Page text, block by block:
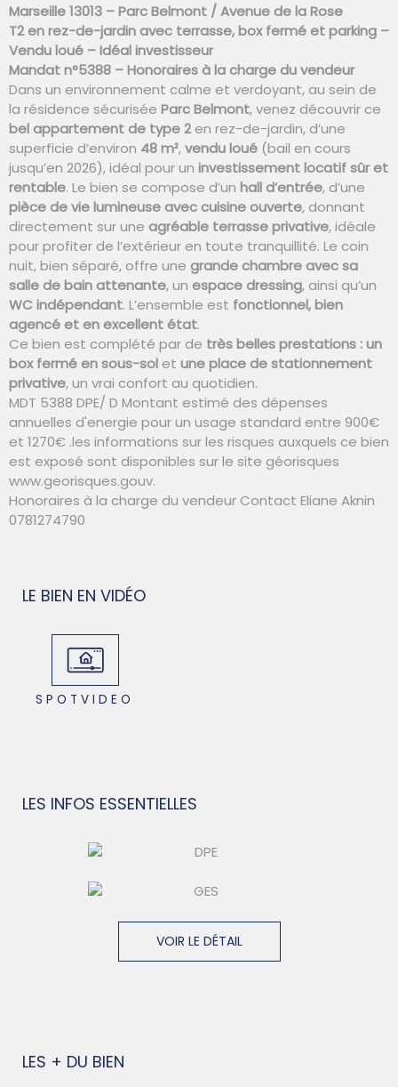
Marseille 13013 – Parc Belmont / Avenue de la Rose
T2 en rez-de-jardin avec terrasse, box fermé et parking –
Vendu loué – Idéal investisseur
Mandat n°5388 – Honoraires à la charge du vendeur
Dans un environnement calme et verdoyant, au sein de
la résidence sécurisée Parc Belmont, venez découvrir ce
bel appartement de type 2en rez-de-jardin, d’une
superficie d’environ 48 m²,vendu loué (bail en cours
jusqu’en 2026), idéal pour un investissement locatif sûr et
rentable. Le bien se compose d’un hall d’entrée, d’une
pièce de vie lumineuse avec cuisine ouverte, donnant
directement sur une agréable terrasse privative, idéale
pour profiter de l’extérieur en toute tranquillité. Le coin
nuit, bien séparé, offre une grande chambre avec sa
salle de bain attenante, un espace dressing, ainsi qu’un
WC indépendant. L’ensemble est fonctionnel, bien
agencé et en excellent état.
Ce bien est complété par de très belles prestations : un
box fermé en sous-sol et une place de stationnement
privative, un vrai confort au quotidien.
MDT 5388 DPE/ D Montant estimé des dépenses
annuelles d'energie pour un usage standard entre 900€
et 1270€ .les informations sur les risques auxquels ce bien
est exposé sont disponibles sur le site géorisques
www.georisques.gouv.
Honoraires à la charge du vendeur Contact Eliane Aknin
0781274790
LE BIEN EN VIDÉO
SPOTVIDEO
LES INFOS ESSENTIELLES
VOIR LE DÉTAIL
LES + DU BIEN